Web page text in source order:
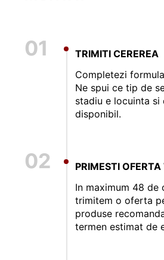
01
TRIMITI CEREREA
Completezi
Ne spui ce tip de
stadiu e locuinta si
disponibil.
02
PRIMESTI
In maximum 48 de
trimitem o oferta
produse
termen estimat de